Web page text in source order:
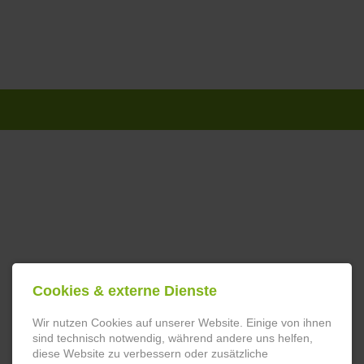
Cookies & externe Dienste
Wir nutzen Cookies auf unserer Website. Einige von ihnen
sind technisch notwendig, während andere uns helfen,
diese Website zu verbessern oder zusätzliche